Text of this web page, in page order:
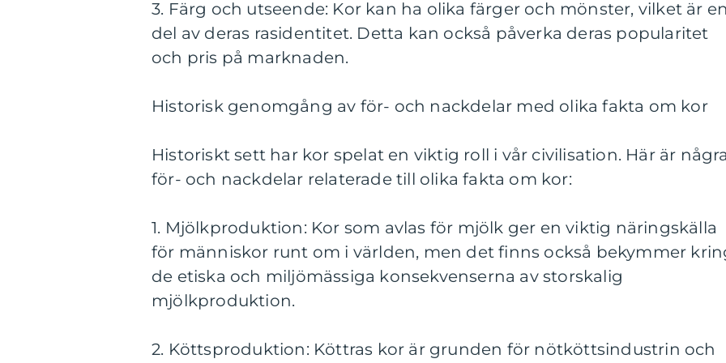
3. Färg och utseende: Kor kan ha olika färger och mönster, vilket är en
del av deras rasidentitet. Detta kan också påverka deras popularitet
och pris på marknaden.
Historisk genomgång av för- och nackdelar med olika fakta om kor
Historiskt sett har kor spelat en viktig roll i vår civilisation. Här är några
för- och nackdelar relaterade till olika fakta om kor:
1. Mjölkproduktion: Kor som avlas för mjölk ger en viktig näringskälla
för människor runt om i världen, men det finns också bekymmer
de etiska och miljömässiga konsekvenserna av storskalig
mjölkproduktion.
2. Köttsproduktion: Köttras kor är grunden för nötköttsindustrin och